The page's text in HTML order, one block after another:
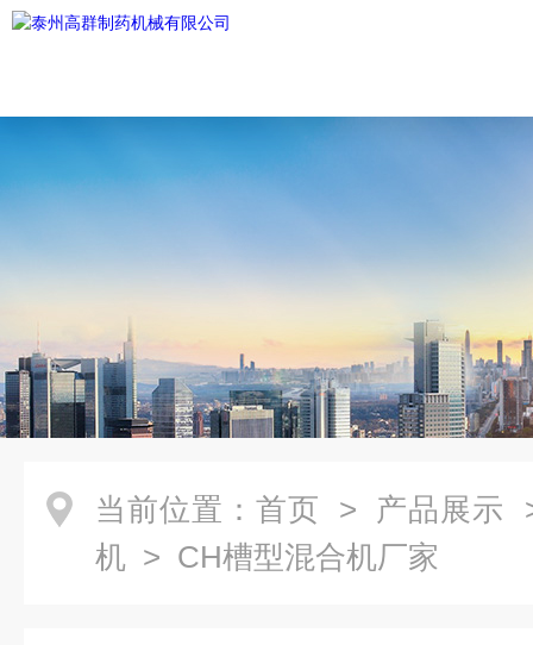
当前位置： 首页 > 产品展示
机 > CH槽型混合机厂家